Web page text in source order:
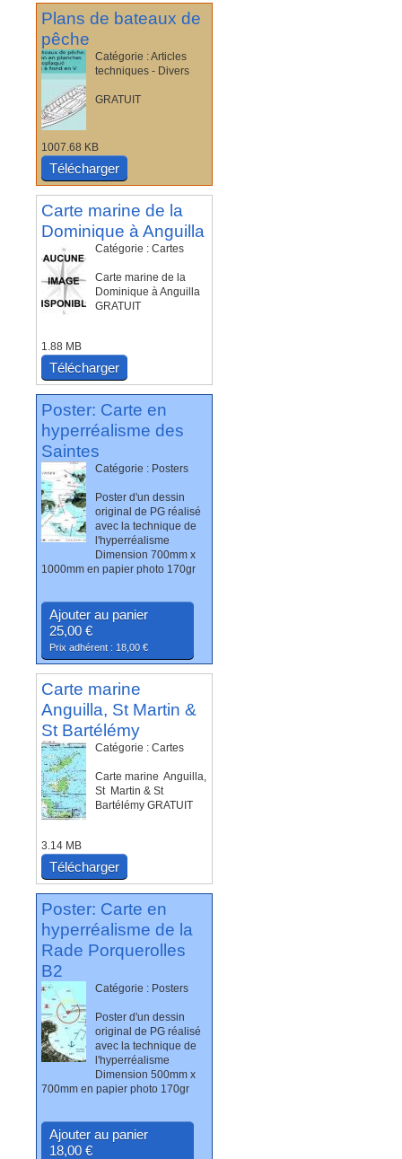
Plans de bateaux de
pêche
Catégorie : Articles
techniques - Divers
GRATUIT
1007.68 KB
Télécharger
Carte marine de la
Dominique à Anguilla
Catégorie : Cartes
Carte marine de la
Dominique à Anguilla
GRATUIT
1.88 MB
Télécharger
Poster: Carte en
hyperréalisme des
Saintes
Catégorie : Posters
Poster d'un dessin
original de PG réalisé
avec la technique de
l'hyperréalisme
Dimension 700mm x
1000mm en papier photo 170gr
Ajouter au panier
25,00 €
Prix adhérent : 18,00 €
Carte marine
Anguilla, St Martin &
St Bartélémy
Catégorie : Cartes
Carte marine Anguilla,
St Martin & St
Bartélémy GRATUIT
3.14 MB
Télécharger
Poster: Carte en
hyperréalisme de la
Rade Porquerolles
B2
Catégorie : Posters
Poster d'un dessin
original de PG réalisé
avec la technique de
l'hyperréalisme
Dimension 500mm x
700mm en papier photo 170gr
Ajouter au panier
18,00 €